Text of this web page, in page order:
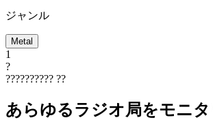
ジャンル
Metal
1
?
?????????? ??
あらゆるラジオ局をモニ